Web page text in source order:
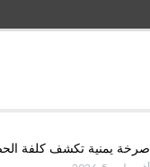
صرخة يمنية تكشف كلفة